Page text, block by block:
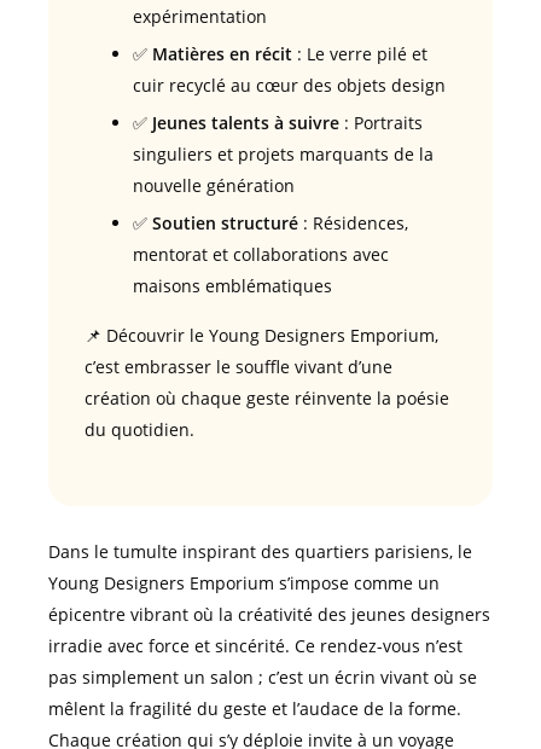
expérimentation
✅ Matières en récit : Le verre pilé et
cuir recyclé au cœur des objets design
✅ Jeunes talents à suivre : Portraits
singuliers et projets marquants de la
nouvelle génération
✅ Soutien structuré : Résidences,
mentorat et collaborations avec
maisons emblématiques
📌 Découvrir le Young Designers Emporium,
c’est embrasser le souffle vivant d’une
création où chaque geste réinvente la poésie
du quotidien.
Dans le tumulte inspirant des quartiers parisiens, le
Young Designers Emporium s’impose comme un
épicentre vibrant où la créativité des jeunes designers
irradie avec force et sincérité. Ce rendez-vous n’est
pas simplement un salon ; c’est un écrin vivant où se
mêlent la fragilité du geste et l’audace de la forme.
Chaque création qui s’y déploie invite à un voyage